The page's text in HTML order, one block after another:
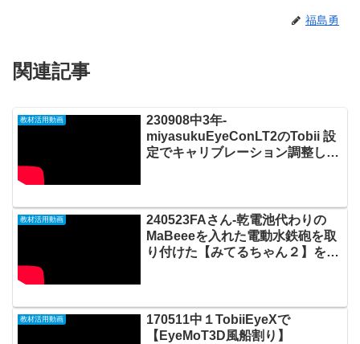
福島勇
関連記事
教材活用動画
230908中3年-
miyasukuEyeConLT2のTobii 設
定でキャリブレーション調整した
教材活用動画
240523FAさん-乾電池代わりの
MaBeeeを入れた電動水鉄砲を取
り付けた【みてるちゃん２】をタ
教材活用動画
170511中１TobiiEyeXで
【EyeMoT3D風船割り】